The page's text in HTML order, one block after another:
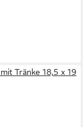
Tränke 18,5 x 19